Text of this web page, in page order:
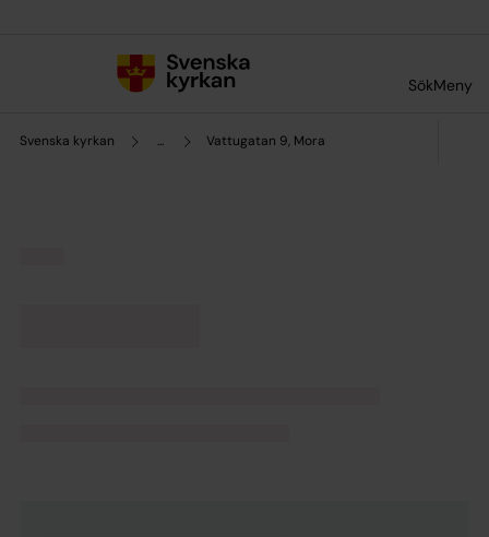
SökMeny
Svenska kyrkan ... Vattugatan 9, Mora